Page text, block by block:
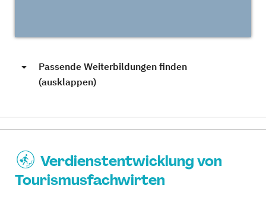
Passende Weiterbildungen finden
(ausklappen)
Verdienstentwicklung von
Tourismusfachwirten